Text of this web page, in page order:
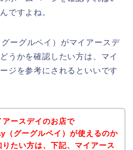
ですよね。
ーグルペイ）がマイアースデ
うかを確認したい方は、マイ
ジを参考にされるといいです
アースデイのお店で
（グーグルペイ）が使えるのか
りたい方は、下記、マイアース